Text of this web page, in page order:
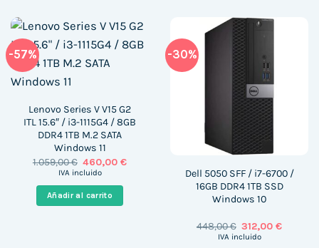
-57%
Lenovo Series V V15 G2
ITL 15.6″ / i3-1115G4 / 8GB
DDR4 1TB M.2 SATA
Windows 11
1.059,00€ El
precio
era:
1.059,00 €.
460,00€El
IVA incluido
Añadir al carrito
-30%
Dell 5050 SFF / i7-6700 /
16GB DDR4 1TB SSD
Windows 10
448,00€ El
precio
312,00€El
IVA incluido